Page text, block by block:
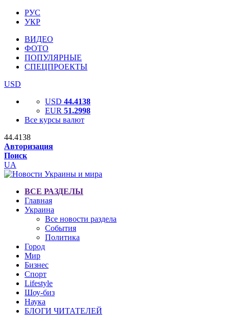
РУС
УКР
ВИДЕО
ФОТО
ПОПУЛЯРНЫЕ
СПЕЦПРОЕКТЫ
USD
USD 44.4138
EUR 51.2998
Все курсы валют
44.4138
Авторизация
Поиск
UA
ВСЕ РАЗДЕЛЫ
Главная
Украина
Все новости раздела
События
Политика
Город
Мир
Бизнес
Спорт
Lifestyle
Шоу-биз
Наука
БЛОГИ ЧИТАТЕЛЕЙ